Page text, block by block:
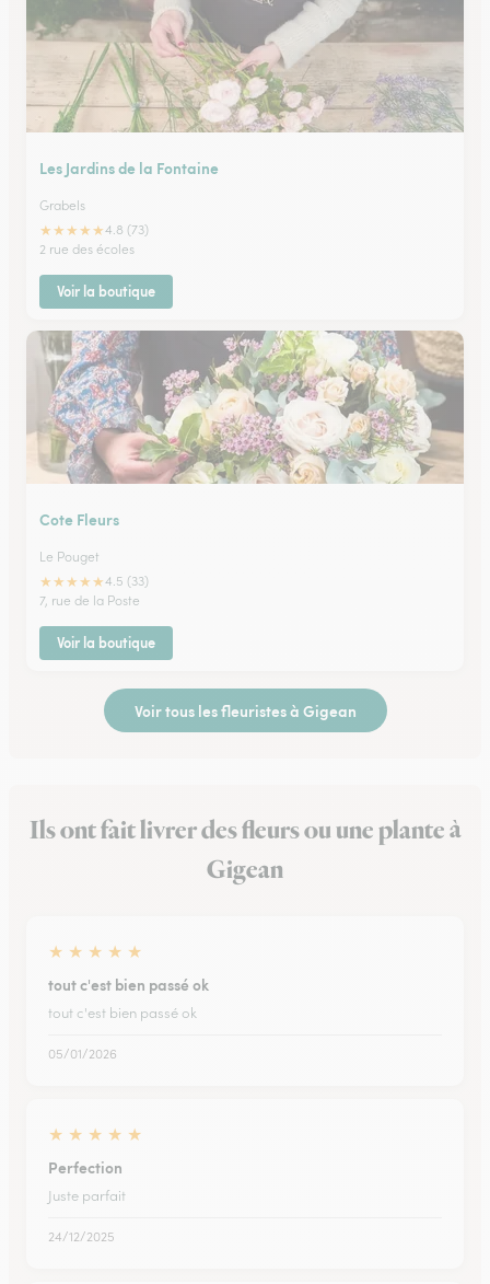
Les Jardins de la Fontaine
Grabels
★★★★★4.8 (73)
2 rue des écoles
Voir la boutique
Cote Fleurs
Le Pouget
★★★★★4.5 (33)
7, rue de la Poste
Voir la boutique
Voir tous les fleuristes à Gigean
Ils ont fait livrer des fleurs ou une plante à
Gigean
★ ★ ★ ★ ★
tout c'est bien passé ok
tout c'est bien passé ok
05/01/2026
★ ★ ★ ★ ★
Perfection
Juste parfait
24/12/2025